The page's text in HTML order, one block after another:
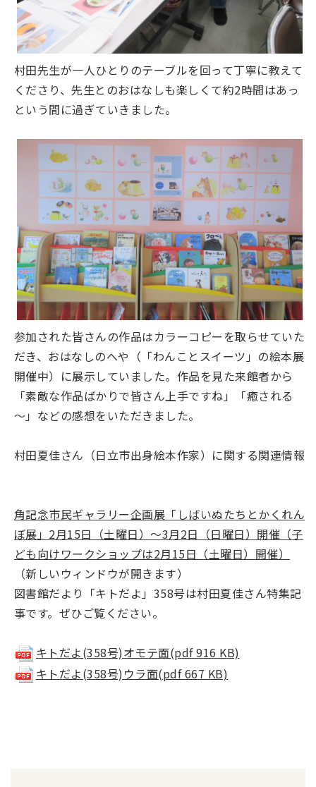
村田先生が一人ひとりのテーブルを回って丁寧に教えて
くださり、先生とのおはなしも楽しくて約2時間はあっ
という間に過ぎていきました。
参加された皆さんの作品はカラーコピーを取らせていた
だき、おはなしのへや（「わんことスイーツ」の絵本展
開催中）に展示していました。作品を見た来館者から
「素敵な作品ばかりで皆さん上手ですね」「癒される
～」などの感想をいただきました。
村田夏佳さん（日立市出身絵本作家）に関する関連情報
角記念市民ギャラリー企画展「しばいぬたちとかくれん
ぼ展」2月15日（土曜日）～3月2日（日曜日）開催（子
ども向けワークショップは2月15日（土曜日）開催）
（新しいウィンドウが開きます）
図書館だより「キトだよ」358号は村田夏佳さん特集記
事です。ぜひご覧ください。
キトだよ(358号)オモテ面(pdf 916 KB)
キトだよ(358号)ウラ面(pdf 667 KB)